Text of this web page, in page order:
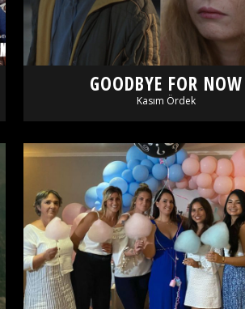
GOODBYE FOR NOW
Kasım Ördek